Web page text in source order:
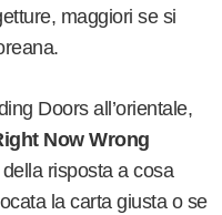
maggiori se si
Doors all’orientale,
Now Wrong
risposta a cosa
la carta giusta o se